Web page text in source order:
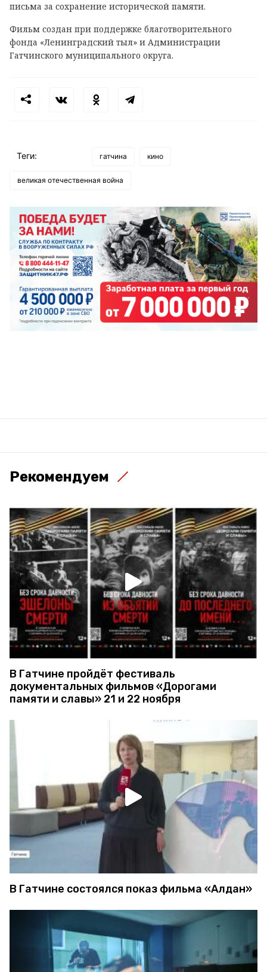
письма за сохранение исторической памяти.
Фильм создан при поддержке благотворительного
фонда «Ленинградский тыл» и Администрации
Гатчинского муниципального округа.
Теги: гатчина кино
великая отечественная война
Рекомендуем
В Гатчине пройдёт фестиваль
документальных фильмов «Дорогами
памяти и славы» 21 и 22 ноября
В Гатчине состоялся показ фильма «Алдан»